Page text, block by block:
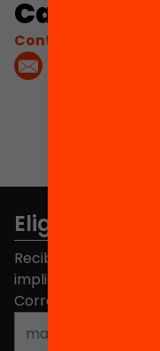
Carles
Contacta'm:
Elige equidad
Recibe contenidos,
implicarte.
Correo electrónico